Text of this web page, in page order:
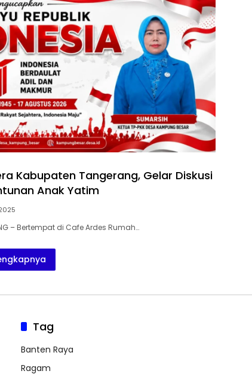
Kabupaten Tangerang, Gelar Diskusi
Anak Yatim
– Bertempat di Cafe Ardes Rumah…
Tag
Banten Raya
Ragam